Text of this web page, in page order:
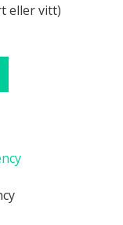
eller vitt)
varianter.
olika